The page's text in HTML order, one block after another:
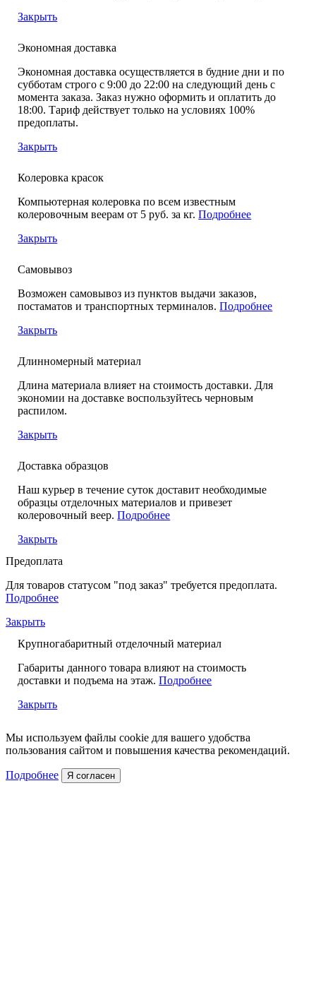
Закрыть
Экономная доставка
Экономная доставка осуществляется в будние дни и по
субботам строго с 9:00 до 22:00 на следующий день с
момента заказа. Заказ нужно оформить и оплатить до
18:00. Тариф действует только на условиях 100%
предоплаты.
Закрыть
Колеровка красок
Компьютерная колеровка по всем известным
колеровочным веерам от 5 руб. за кг.Подробнее
Закрыть
Самовывоз
Возможен самовывоз из пунктов выдачи заказов,
постаматов и транспортных терминалов.Подробнее
Закрыть
Длинномерный материал
Длина материала влияет на стоимость доставки. Для
экономии на доставке воспользуйтесь черновым
распилом.
Закрыть
Доставка образцов
Наш курьер в течение суток доставит необходимые
образцы отделочных материалов и привезет
колеровочный веер.Подробнее
Закрыть
Предоплата
Для товаров статусом "под заказ" требуется предоплата.
Подробнее
Закрыть
Крупногабаритный отделочный материал
Габариты данного товара влияют на стоимость
доставки и подъема на этаж.Подробнее
Закрыть
Мы используем файлы cookie для вашего удобства
пользования сайтом и повышения качества рекомендаций.
Подробнее Я согласен